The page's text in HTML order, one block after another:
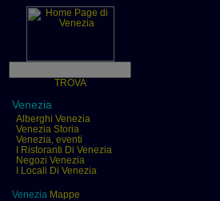
TROVA
Venezia
Alberghi Venezia
Venezia Storia
Venezia, eventi
I Ristoranti Di Venezia
Negozi Venezia
I Locali Di Venezia
Venezia Mappe